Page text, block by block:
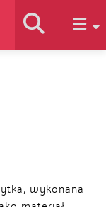
wykonana